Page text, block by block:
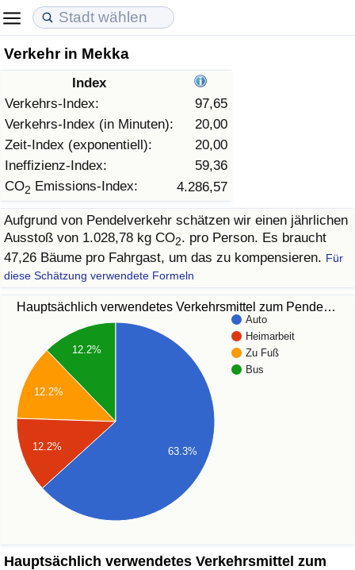
Verkehr in Mekka
Index
Verkehrs-Index:
97,65
Verkehrs-Index (in Minuten):
20,00
Zeit-Index (exponentiell):
20,00
Ineffizienz-Index:
59,36
CO2 Emissions-Index: 4.286,57
Aufgrund von Pendelverkehr schätzen wir einen jährlichen
Ausstoß von 1.028,78 kg CO2. pro Person. Es braucht
47,26 Bäume pro Fahrgast, um das zu kompensieren. Für
diese Schätzung verwendete Formeln
Hauptsächlich verwendetes Verkehrsmittel zum Pende…
Auto
Heimarbeit
Zu Fuß
Bus
12.2%
12.2%
12.2% 63.3%
Hauptsächlich verwendetes Verkehrsmittel zum
Lebenshaltungskosten
Lebenshaltungskosten-Index (aktuell)
Lebenshaltungskosten-Index
Lebenshaltungskosten-Index nach Land
in Akaba
Immobilienpreise
Immobilienpreis-Index (aktuell)
Immobilienpreis-Index
Immobilienpreis-Index nach Land
Lebensqualität
Lebensqualität-Index
Lebensqualität-Index (aktuell)
Lebensqualitätsindex nach Land
Kriminalität
Kriminalitäts-Index (aktuell)
Kriminalitäts-Index
Kriminalitätsindex nach Land
Gesundheitsversorgung
Gesundheitsversorgungs-Index (aktuell)
Gesundheitsversorgungs-Index
Gesundheitsversorgungs-Index nach Land
Umweltverschmutzung